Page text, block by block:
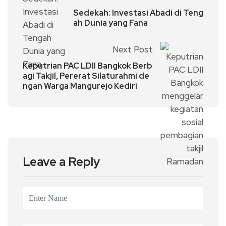
Sedekah: Investasi Abadi di Teng
ah Dunia yang Fana
Next Post
Keputrian PAC LDII Bangkok Berb
agi Takjil, Pererat Silaturahmi de
ngan Warga Mangurejo Kediri
Leave a Reply